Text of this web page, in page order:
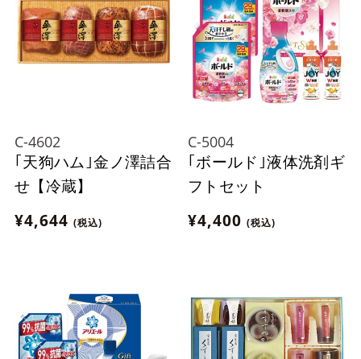
C-4602
｢天狗ハム｣金ノ澤詰合
せ【冷蔵】
¥4,644 (税込)
C-5004
｢ボールド｣液体洗剤ギ
フトセット
¥4,400 (税込)